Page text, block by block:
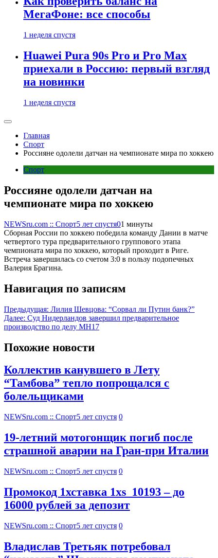
МегаФоне: все способы
1 неделя спустя
Huawei Pura 90s Pro и Pro Max
приехали в Россию: первый взгляд
на новинки
1 неделя спустя
Главная
Спорт
Россияне одолели датчан на чемпионате мира по хоккею
Спорт
Россияне одолели датчан на
чемпионате мира по хоккею
NEWSru.com :: Спорт5 лет спустя01 минуты
Сборная России по хоккею победила команду Дании в матче
четвертого тура предварительного группового этапа
чемпионата мира по хоккею, который проходит в Риге.
Встреча завершилась со счетом 3:0 в пользу подопечных
Валерия Брагина.
Навигация по записям
Предыдущая: Лилия Шевцова: “Сорвал ли Путин банк?”
Далее: Cуд Нидерландов завершил предварительное
производство по делу MH17
Похожие новости
Коллектив канувшего в Лету
“Тамбова” тепло попрощался с
болельщиками
NEWSru.com :: Спорт5 лет спустя 0
19-летний мотогонщик погиб после
страшной аварии на Гран-при Италии
NEWSru.com :: Спорт5 лет спустя 0
Промокод 1хставка 1xs_10193 – до
16000 рублей за депозит
NEWSru.com :: Спорт5 лет спустя 0
Владислав Третьяк потребовал